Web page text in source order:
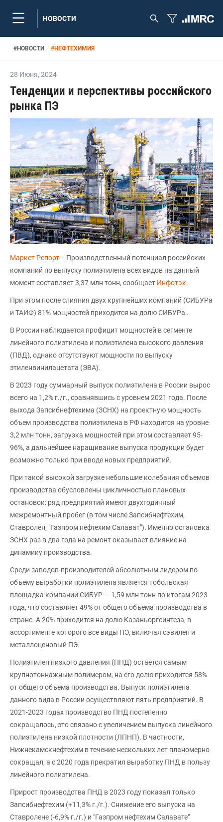
НОВОСТИ
#НОВОСТИ #НЕФТЕХИМИЯ
28 Июня, 2024
Тенденции и перспективы российского
рынка ПЭ
Маркет Репорт-- Производственный потенциал российских
компаний по выпуску полиэтилена всех видов на данный
момент составляет 3,37 млн тонн, сообщает Инфотэк.
При этом после слияния двух крупнейших компаний (СИБУРа
и ТАИФ) 81% мощностей приходится на долю СИБУРа .
В России наблюдается профицит мощностей в сегменте
линейного полиэтилена и полиэтилена высокого давления
(ПВД), однако отсутствуют мощности по выпуску
этиленвинилацетата (ЭВА).
В 2023 году суммарный выпуск полиэтилена в России вырос
всего на 1,2% г./г., сравнявшись с уровнем 2021 года. После
выхода Запсибнефтехима (ЗСНХ) на проектную мощность
объем производства полиэтилена в РФ находится на уровне
3,2 млн тонн, загрузка мощностей при этом составляет 95-
96%, а дальнейшее наращивание выпуска продукции будет
возможно только при вводе новых предприятий.
При такой высокой загрузке небольшие колебания объемов
производства обусловлены цикличностью плановых
остановок: ряд предприятий имеют двухгодичный
межремонтный пробег (в том числе Запсибнефтехим,
Ставролен, "Газпром нефтехим Салават"). Именно остановка
ЗСНХ раз в два года на ремонт оказывает влияние на
динамику производства.
Среди заводов-производителей абсолютным лидером по
объему выработки полиэтилена является тобольская
площадка компании СИБУР — 1,59 млн тонн по итогам 2023
года, что составляет 49% от общего объема производства в
стране. А 20% приходится на долю Казаньоргсинтеза, в
ассортименте которого все виды ПЭ, включая сэвилен и
металлоценовый ПЭ.
Полиэтилен низкого давления (ПНД) остается самым
крупнотоннажным полимером, на его долю приходится 58%
от общего объема производства. Выпуск полиэтилена
данного вида в России осуществляют пять предприятий. В
2021-2023 годах производство ПНД постепенно
сокращалось, это связано с увеличением выпуска линейного
полиэтилена низкой плотности (ЛПНП). В частности,
Нижнекамскнефтехим в течение нескольких лет планомерно
сокращал, а с 2020 года прекратил выработку ПНД в пользу
линейного полиэтилена.
Прирост производства ПНД в 2023 году показал только
Запсибнефтехим (+11,3% г./г.). Снижение его выпуска на
Ставролене (-6,9% г./г.) и "Газпром нефтехим Салавате"